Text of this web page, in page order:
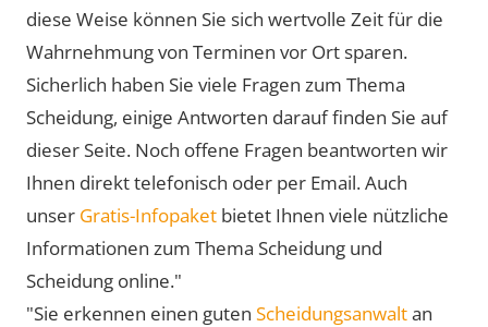
diese Weise können Sie sich wertvolle Zeit für die
Wahrnehmung von Terminen vor Ort sparen.
Sicherlich haben Sie viele Fragen zum Thema
Scheidung, einige Antworten darauf finden Sie auf
dieser Seite. Noch offene Fragen beantworten wir
Ihnen direkt telefonisch oder per Email. Auch
unser Gratis-Infopaket bietet Ihnen viele nützliche
Informationen zum Thema Scheidung und
Scheidung online."
"Sie erkennen einen guten Scheidungsanwaltan